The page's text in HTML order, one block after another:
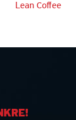
Lean Coffee